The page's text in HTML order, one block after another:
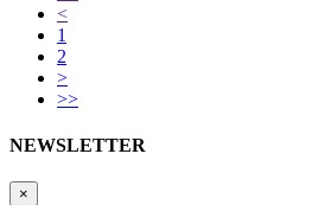
<
1
2
>
>>
NEWSLETTER
×